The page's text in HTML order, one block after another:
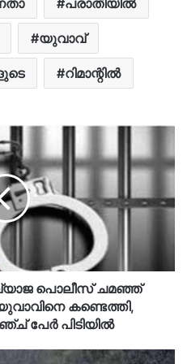
യുവാവ്
റിമാന്റിൽ
വ്യാജ പൊലീസ് ചമഞ്ഞ്
കണ്ടെത്തി,
പേര്‍ പിടിയില്‍